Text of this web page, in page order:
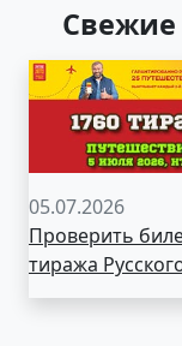
Свежие
05.07.2026
Проверить
тиража